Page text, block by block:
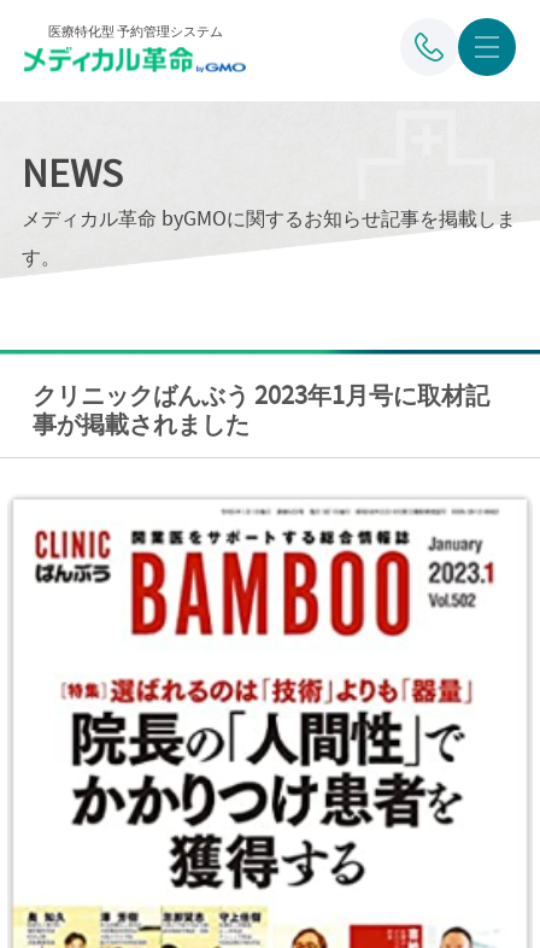
医療特化型 予約管理システム
NEWS
メディカル革命 byGMOに関するお知らせ記事を掲載しま
す。
クリニックばんぶう 2023年1月号に取材記
事が掲載されました